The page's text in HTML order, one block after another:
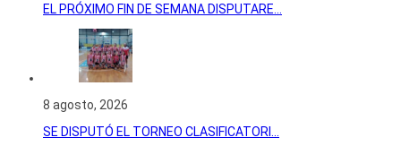
EL PRÓXIMO FIN DE SEMANA DISPUTARE...
8 agosto, 2026
SE DISPUTÓ EL TORNEO CLASIFICATORI...